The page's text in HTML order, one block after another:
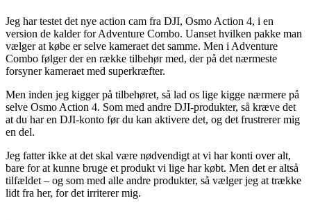
Jeg har testet det nye action cam fra DJI, Osmo Action 4, i en
version de kalder for Adventure Combo. Uanset hvilken pakke man
vælger at købe er selve kameraet det samme. Men i Adventure
Combo følger der en række tilbehør med, der på det nærmeste
forsyner kameraet med superkræfter.
Men inden jeg kigger på tilbehøret, så lad os lige kigge nærmere på
selve Osmo Action 4. Som med andre DJI-produkter, så kræve det
at du har en DJI-konto før du kan aktivere det, og det frustrerer mig
en del.
Jeg fatter ikke at det skal være nødvendigt at vi har konti over alt,
bare for at kunne bruge et produkt vi lige har købt. Men det er altså
tilfældet – og som med alle andre produkter, så vælger jeg at trække
lidt fra her, for det irriterer mig.